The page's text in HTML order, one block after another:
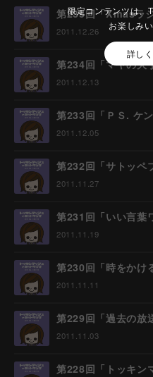
限定コンテンツは、
お楽しみ
詳し
第235回「Xmasラ
2011.12.26
第234回「マヤの大
2011.12.13
第233回「ＰＳ. ケ
2011.12.05
第232回「サトッペ
2011.11.27
第231回「いい言葉
2011.11.19
第230回「時をかけ
2011.11.11
第229回「過去の放
2011.11.03
第228回「トッキン